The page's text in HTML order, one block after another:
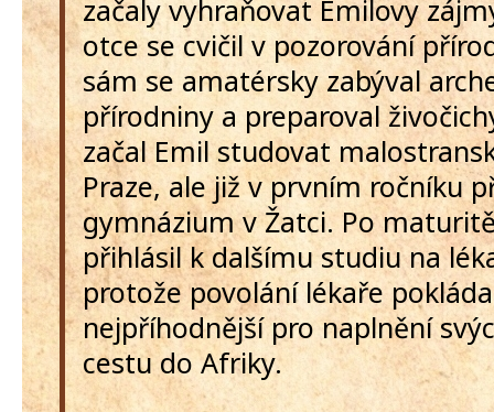
začaly vyhraňovat Emilovy
otce se cvičil v pozorování
sám se amatérsky zabýval
přírodniny a preparoval
začal Emil studovat
Praze, ale již v prvním ročníku
gymnázium v Žatci. Po
přihlásil k dalšímu studiu na
protože povolání lékaře
nejpříhodnější pro naplnění
cestu do Afriky.